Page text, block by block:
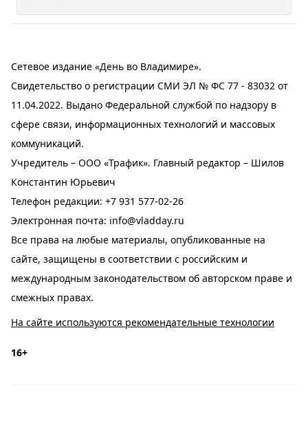
Сетевое издание «День во Владимире».
Свидетельство о регистрации СМИ ЭЛ № ФС 77 - 83032 от
11.04.2022. Выдано Федеральной службой по надзору в
сфере связи, информационных технологий и массовых
коммуникаций.
Учредитель – ООО «Трафик». Главный редактор – Шилов
Константин Юрьевич
Телефон редакции: +7 931 577-02-26
Электронная почта: info@vladday.ru
Все права на любые материалы, опубликованные на
сайте, защищены в соответствии с российским и
международным законодательством об авторском праве и
смежных правах.
На сайте используются рекомендательные технологии
16+